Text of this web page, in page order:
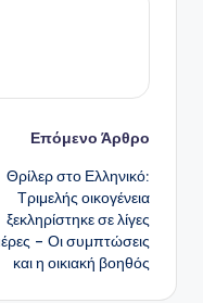
Επόμενο Άρθρο
Θρίλερ στο Ελληνικό:
Τριμελής οικογένεια
ξεκληρίστηκε σε λίγες
– Οι συμπτώσεις
και η οικιακή βοηθός